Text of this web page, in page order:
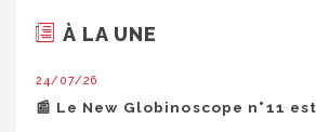
À LA UNE
24/07/26
📰 Le New Globinoscope n°11